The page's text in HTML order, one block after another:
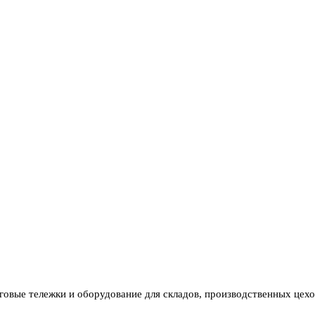
тележки и оборудование для складов, производственных